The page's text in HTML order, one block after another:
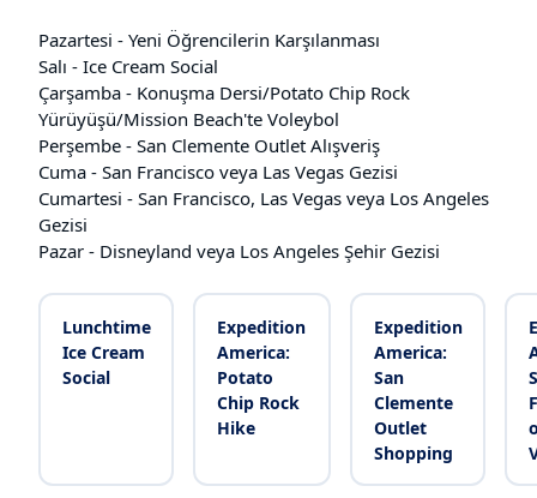
Pazartesi - Yeni Öğrencilerin Karşılanması
Salı - Ice Cream Social
Çarşamba - Konuşma Dersi/Potato Chip Rock
Yürüyüşü/Mission Beach'te Voleybol
Perşembe - San Clemente Outlet Alışveriş
Cuma - San Francisco veya Las Vegas Gezisi
Cumartesi - San Francisco, Las Vegas veya Los Angeles
Gezisi
Pazar - Disneyland veya Los Angeles Şehir Gezisi
Lunchtime
Ice Cream
Social
Expedition
America:
Potato
Chip Rock
Hike
Expedition
America:
San
Clemente
Outlet
Shopping